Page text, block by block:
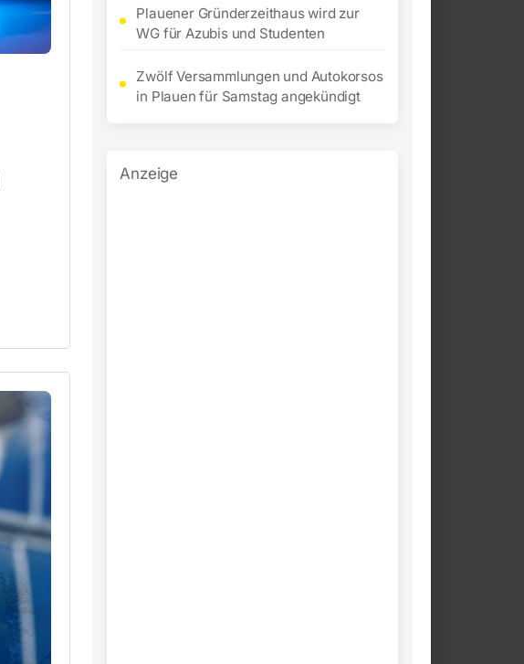
Plauener Gründerzeithaus wird zur
WG für Azubis und Studenten
Zwölf Versammlungen und Autokorsos
in Plauen für Samstag angekündigt
Anzeige